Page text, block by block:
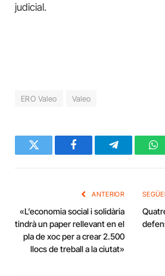
judicial.
ERO Valeo Valeo
Twitter FacebookTelegram
ANTERIOR
«L’economia social i solidària
tindrà un paper rellevant en el
pla de xoc per a crear 2.500
llocs de treball a la ciutat»